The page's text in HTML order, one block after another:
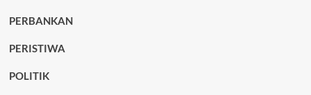
PERBANKAN
PERISTIWA
POLITIK